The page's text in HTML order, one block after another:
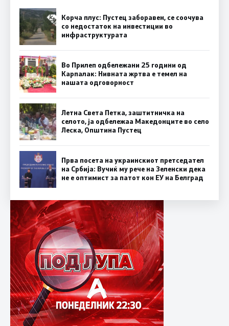
Корча плус: Пустец заборавен, се соочува
со недостаток на инвестиции во
инфраструктурата
Во Прилеп одбележани 25 години од
Карпалак: Нивната жртва е темел на
нашата одговорност
Летна Света Петка, заштитничка на
селото, ја одбележаа Македонците во село
Леска, Општина Пустец
Прва посета на украинскиот претседател
на Србија: Вучиќ му рече на Зеленски дека
не е оптимист за патот кон ЕУ на Белград